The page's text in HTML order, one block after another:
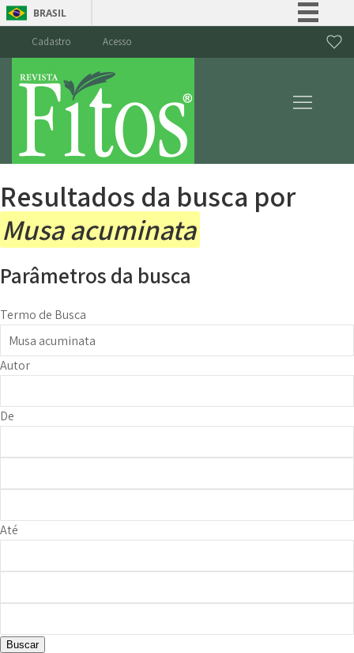
BRASIL
Canais
Cadastro Acesso
Resultados da busca por
Musa acuminata
Parâmetros da busca
Termo de Busca
Autor
De
Até
Buscar